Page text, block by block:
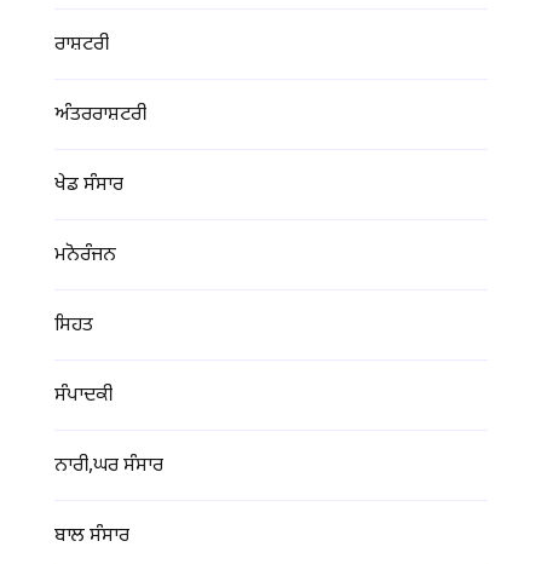
ਰਾਸ਼ਟਰੀ
ਅੰਤਰਰਾਸ਼ਟਰੀ
ਖੇਡ ਸੰਸਾਰ
ਮਨੋਰੰਜਨ
ਸਿਹਤ
ਸੰਪਾਦਕੀ
ਨਾਰੀ,ਘਰ ਸੰਸਾਰ
ਬਾਲ ਸੰਸਾਰ